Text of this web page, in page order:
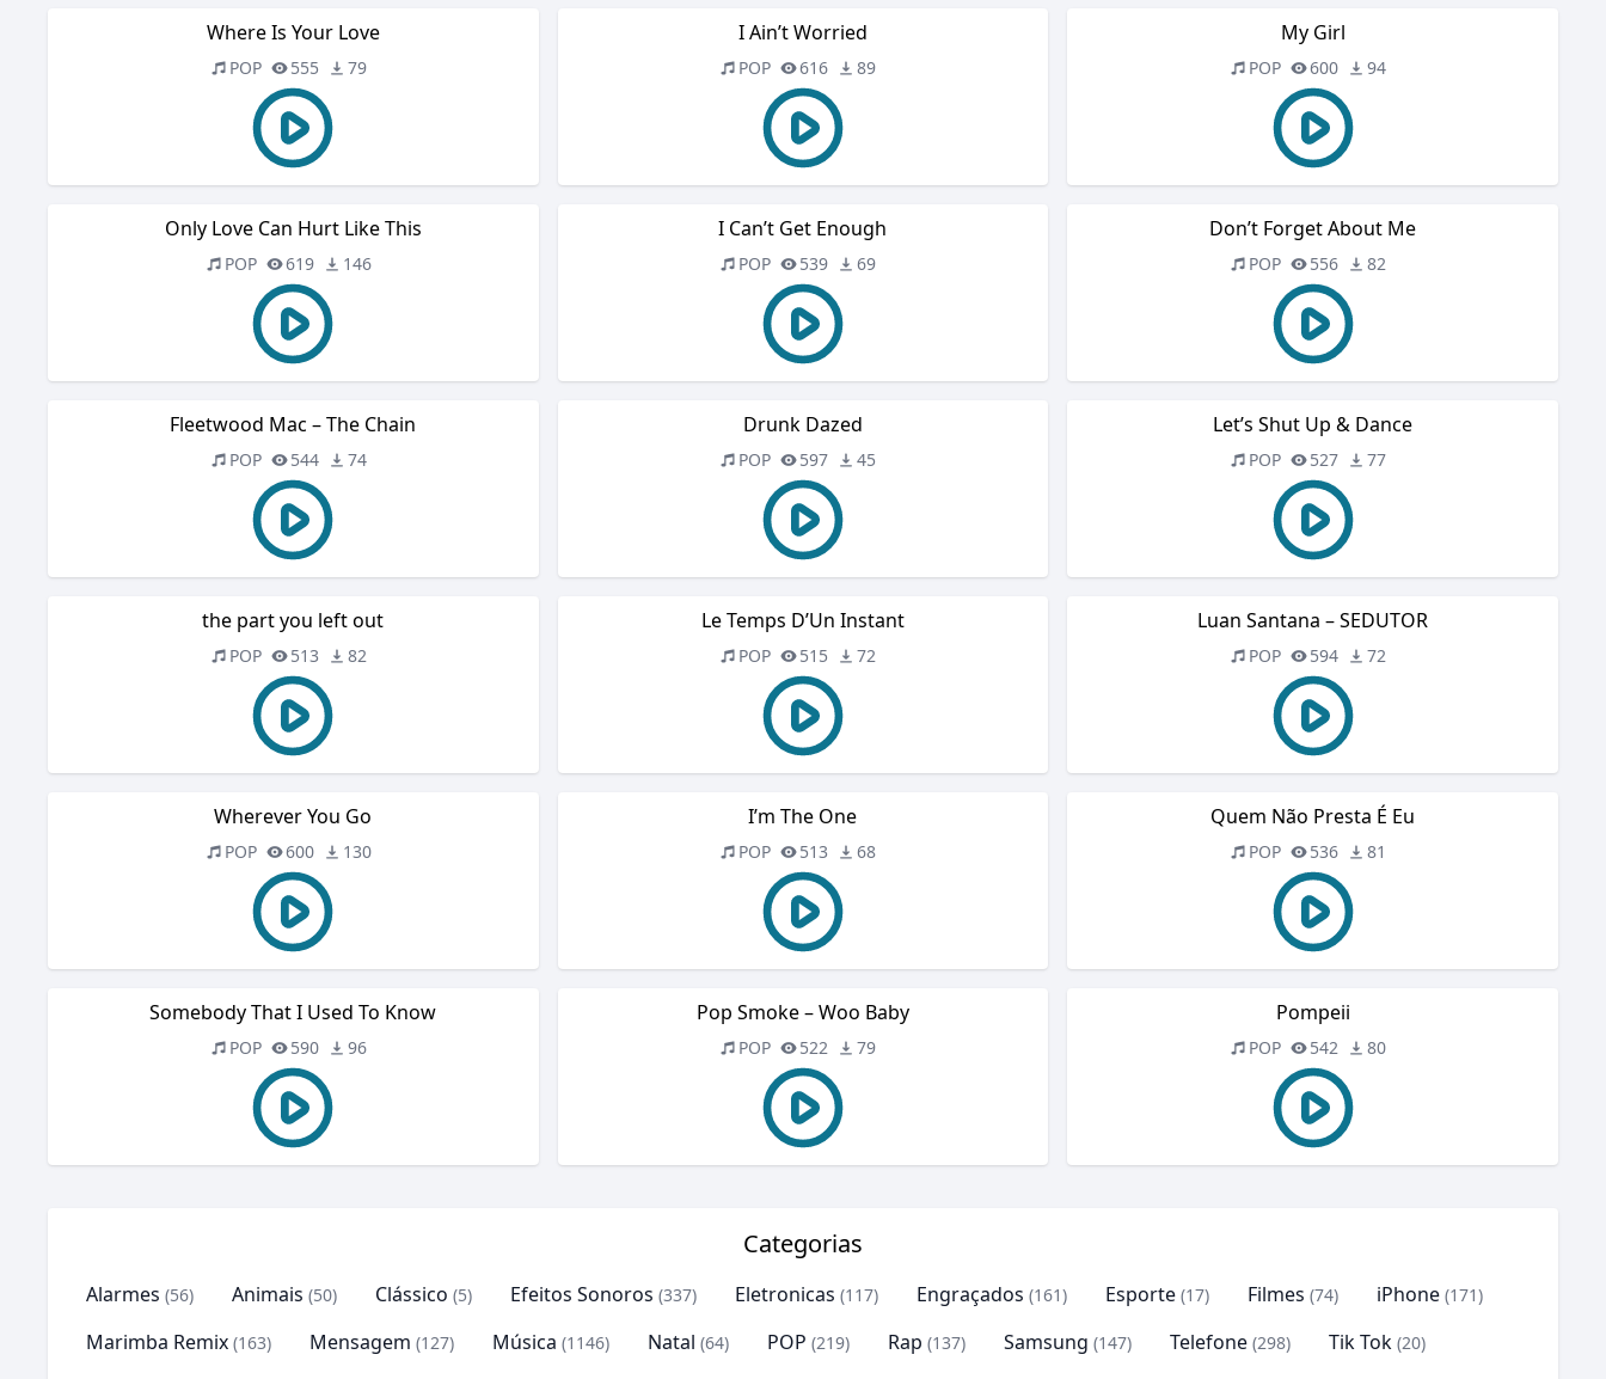
Where Is Your Love
POP 555 79
I Ain’t Worried
POP 616 89
My Girl
POP 600 94
Only Love Can Hurt Like This
POP 619 146
I Can’t Get Enough
POP 539 69
Don’t Forget About Me
POP 556 82
Fleetwood Mac – The Chain
POP 544 74
Drunk Dazed
POP 597 45
Let’s Shut Up & Dance
POP 527 77
the part you left out
POP 513 82
Le Temps D’Un Instant
POP 515 72
Luan Santana – SEDUTOR
POP 594 72
Wherever You Go
POP 600 130
I’m The One
POP 513 68
Quem Não Presta É Eu
POP 536 81
Somebody That I Used To Know
POP 590 96
Pop Smoke – Woo Baby
POP 522 79
Pompeii
POP 542 80
Categorias
Alarmes (56) Animais (50) Clássico (5) Efeitos Sonoros (337) Eletronicas (117) Engraçados (161) Esporte (17) Filmes (74) iPhone (171)
Marimba Remix (163) Mensagem (127) Música (1146) Natal (64) POP (219) Rap (137) Samsung (147) Telefone (298) Tik Tok (20)